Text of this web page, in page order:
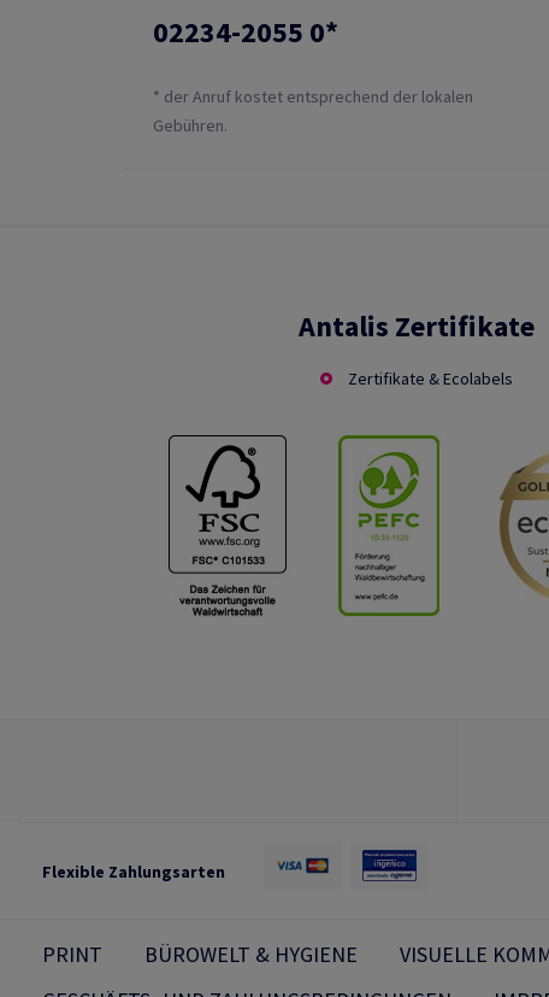
02234-2055 0*
* der Anruf kostet entsprechend der lokalen
Gebühren.
Antalis Zertifikate
Zertifikate & Ecolabels
Flexible Zahlungsarten
PRINT BÜROWELT & HYGIENE VISUELLE